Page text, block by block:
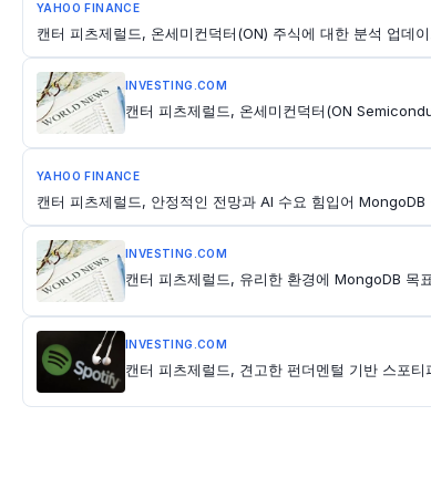
YAHOO FINANCE
캔터 피츠제럴드, 온세미컨덕터(ON) 주식에 대한 분석 업데이
INVESTING.COM
캔터 피츠제럴드, 온세미컨덕터(ON
YAHOO FINANCE
캔터 피츠제럴드, 안정적인 전망과 AI 수요 힘입어 MongoDB
INVESTING.COM
캔터 피츠제럴드, 유리한 환경에 MongoDB 목
INVESTING.COM
캔터 피츠제럴드, 견고한 펀더멘털 기반 스포